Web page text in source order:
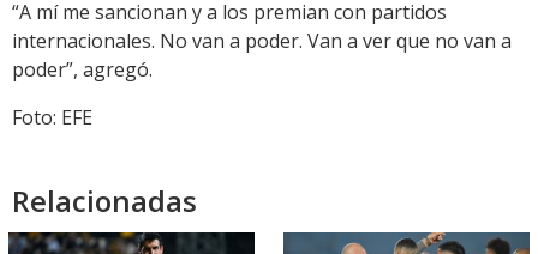
“A mí me sancionan y a los premian con partidos
internacionales. No van a poder. Van a ver que no van a
poder”, agregó.
Foto: EFE
Relacionadas